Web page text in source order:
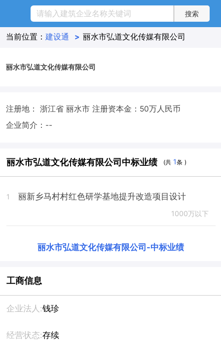
当前位置： 建设通 > 丽水市弘道文化传媒有限公司
丽水市弘道文化传媒有限公司
注册地： 浙江省 丽水市 注册资本金：50万人民币
企业简介：--
丽水市弘道文化传媒有限公司中标业绩 (共 1条 )
1 丽新乡马村村红色研学基地提升改造项目设计
1000万以下
丽水市弘道文化传媒有限公司 -中标业绩
工商信息
企业法人:钱珍
经营状态:存续